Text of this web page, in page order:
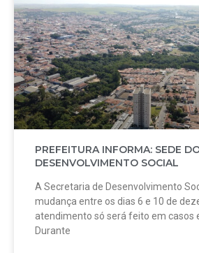
PREFEITURA INFORMA: SEDE
DESENVOLVIMENTO SOCIAL
A Secretaria de Desenvolvimento
mudança entre os dias 6 e 10 de
atendimento só será feito em casos
Durante